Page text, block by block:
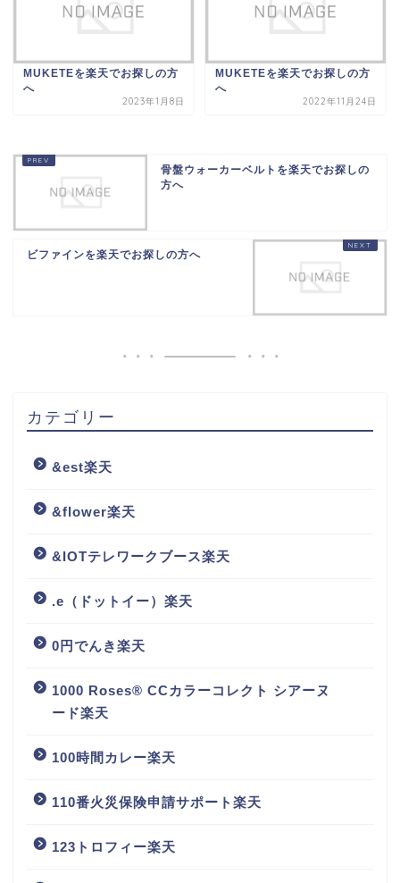
MUKETEを楽天でお探しの方
へ
2023年1月8日
MUKETEを楽天でお探しの方
へ
2022年11月24日
骨盤ウォーカーベルトを楽天でお探しの
方へ
ビファインを楽天でお探しの方へ
カテゴリー
&est楽天
&flower楽天
&IOTテレワークブース楽天
.e（ドットイー）楽天
0円でんき楽天
1000 Roses® CCカラーコレクト シアーヌ
ード楽天
100時間カレー楽天
110番火災保険申請サポート楽天
123トロフィー楽天